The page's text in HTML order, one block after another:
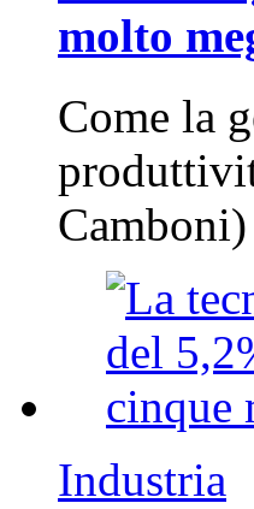
molto
Come la
Camboni)
Industria